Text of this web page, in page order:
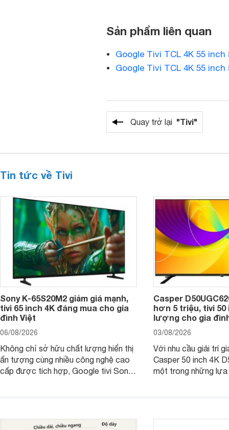
Sản phẩm liên quan
Google Tivi TCL 4K 55 inch
Google Tivi TCL 4K 55 inch
Quay trở lại "Tivi"
Tin tức về Tivi
Sony K-65S20M2 giảm giá mạnh,
tivi 65 inch 4K đáng mua cho gia
đình Việt
06/08/2026
Không chỉ sở hữu chất lượng hiển thị
ấn tượng cùng nhiều công nghệ cao
cấp được tích hợp, Google tivi Sony
Casper
hơn 5 triệu, tivi 50
lượng cho gia
03/08/2026
Với nhu cầu giải trí
Casper 50 inch 4K
một trong những lựa